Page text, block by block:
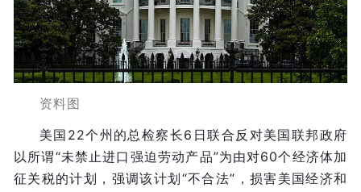
资料图
美国22个州的总检察长6日联合反对美国联邦政府
以所谓“未禁止进口强迫劳动产品”为由对60个经济体加
征关税的计划，强调该计划“不合法”，损害美国经济和